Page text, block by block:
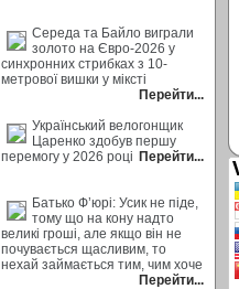
Середа та Байло виграли
золото на Євро-2026 у
синхронних стрибках з 10-
метрової вишки у міксті
Перейти...
Український велогонщик
Царенко здобув першу
перемогу у 2026 році Перейти...
Батько Ф’юрі: Усик не піде,
тому що на кону надто
великі гроші, але якщо він не
почувається щасливим, то
нехай займається тим, чим хоче
Перейти...